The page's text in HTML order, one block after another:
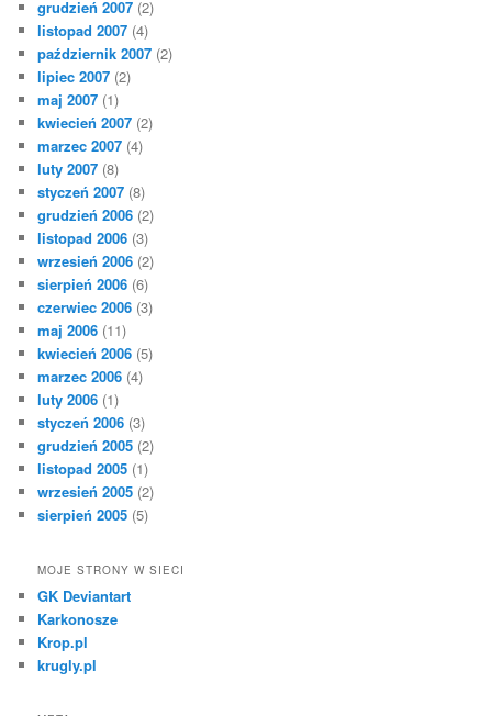
grudzień 2007 (2)
listopad 2007 (4)
październik 2007 (2)
lipiec 2007 (2)
maj 2007 (1)
kwiecień 2007 (2)
marzec 2007 (4)
luty 2007 (8)
styczeń 2007 (8)
grudzień 2006 (2)
listopad 2006 (3)
wrzesień 2006 (2)
sierpień 2006 (6)
czerwiec 2006 (3)
maj 2006 (11)
kwiecień 2006 (5)
marzec 2006 (4)
luty 2006 (1)
styczeń 2006 (3)
grudzień 2005 (2)
listopad 2005 (1)
wrzesień 2005 (2)
sierpień 2005 (5)
MOJE STRONY W SIECI
GK Deviantart
Karkonosze
Krop.pl
krugly.pl